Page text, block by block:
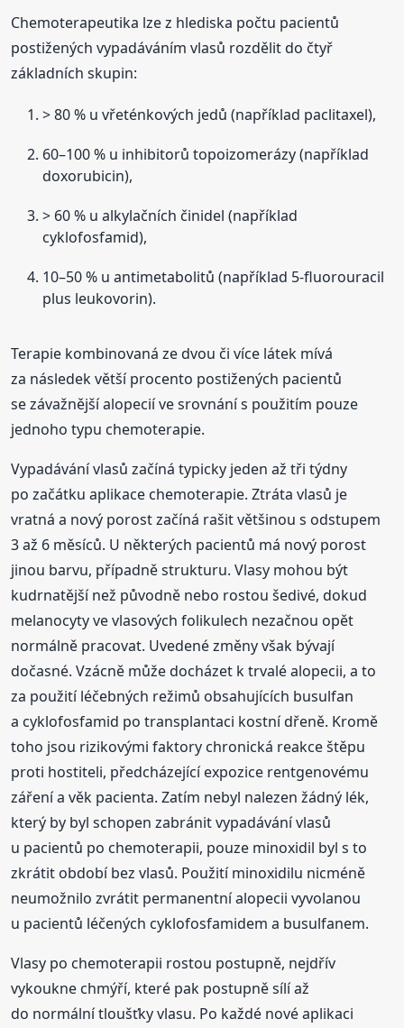
Chemoterapeutika lze z hlediska počtu pacientů
postižených vypadáváním vlasů rozdělit do čtyř
základních skupin:
> 80 % u vřeténkových jedů (například paclitaxel),
60–100 % u inhibitorů topoizomerázy (například
doxorubicin),
> 60 % u alkylačních činidel (například
cyklofosfamid),
10–50 % u antimetabolitů (například 5-fluorouracil
plus leukovorin).
Terapie kombinovaná ze dvou či více látek mívá
za následek větší procento postižených pacientů
se závažnější alopecií ve srovnání s použitím pouze
jednoho typu chemoterapie.
Vypadávání vlasů začíná typicky jeden až tři týdny
po začátku aplikace chemoterapie. Ztráta vlasů je
vratná a nový porost začíná rašit většinou s odstupem
3 až 6 měsíců. U některých pacientů má nový porost
jinou barvu, případně strukturu. Vlasy mohou být
kudrnatější než původně nebo rostou šedivé, dokud
melanocyty ve vlasových folikulech nezačnou opět
normálně pracovat. Uvedené změny však bývají
dočasné. Vzácně může docházet k trvalé alopecii, a to
za použití léčebných režimů obsahujících busulfan
a cyklofosfamid po transplantaci kostní dřeně. Kromě
toho jsou rizikovými faktory chronická reakce štěpu
proti hostiteli, předcházející expozice rentgenovému
záření a věk pacienta. Zatím nebyl nalezen žádný lék,
který by byl schopen zabránit vypadávání vlasů
u pacientů po chemoterapii, pouze minoxidil byl s to
zkrátit období bez vlasů. Použití minoxidilu nicméně
neumožnilo zvrátit permanentní alopecii vyvolanou
u pacientů léčených cyklofosfamidem a busulfanem.
Vlasy po chemoterapii rostou postupně, nejdřív
vykoukne chmýří, které pak postupně sílí až
do normální tloušťky vlasu. Po každé nové aplikaci